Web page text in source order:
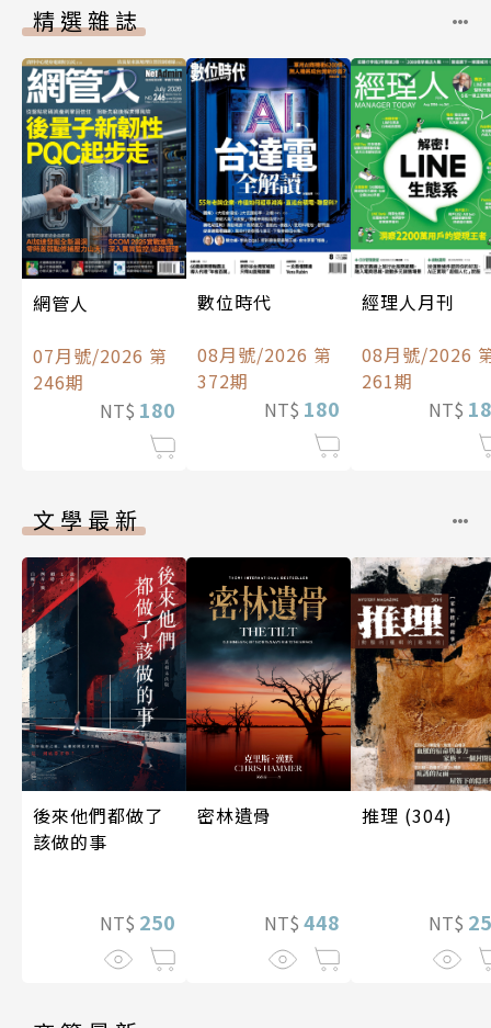
精選雜誌
網管人
07月號/2026 第
246期
NT$ 180
數位時代
08月號/2026 第
372期
NT$ 180
經理人月刊
08月號/2026
261期
NT$
文學最新
後來他們都做了
該做的事
NT$ 250
密林遺骨
NT$ 448
推理 (304)
NT$